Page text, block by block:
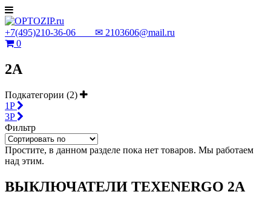
+7(495)210-36-06 ✉ 2103606@mail.ru
0
2А
Подкатегории (2)
1P
3P
Фильтр
Простите, в данном разделе пока нет товаров. Мы работаем
над этим.
ВЫКЛЮЧАТЕЛИ TEXENERGO 2А